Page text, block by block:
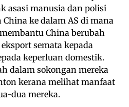
asasi manusia dan polisi
ke dalam AS di mana
China berubah
semata kepada
keperluan domestik.
dalam sokongan mereka
kerana melihat manfaat
dua mereka.